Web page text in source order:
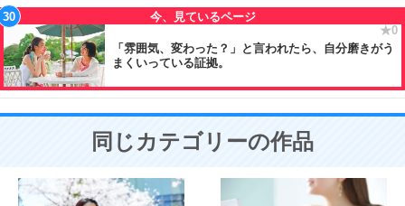
「雰囲気、変わった？」と言われたら、自分磨きがう
まくいっている証拠。
同じカテゴリーの作品